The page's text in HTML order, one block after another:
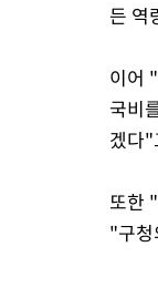
든 역
이어
국비
겠다"
또한
"구청